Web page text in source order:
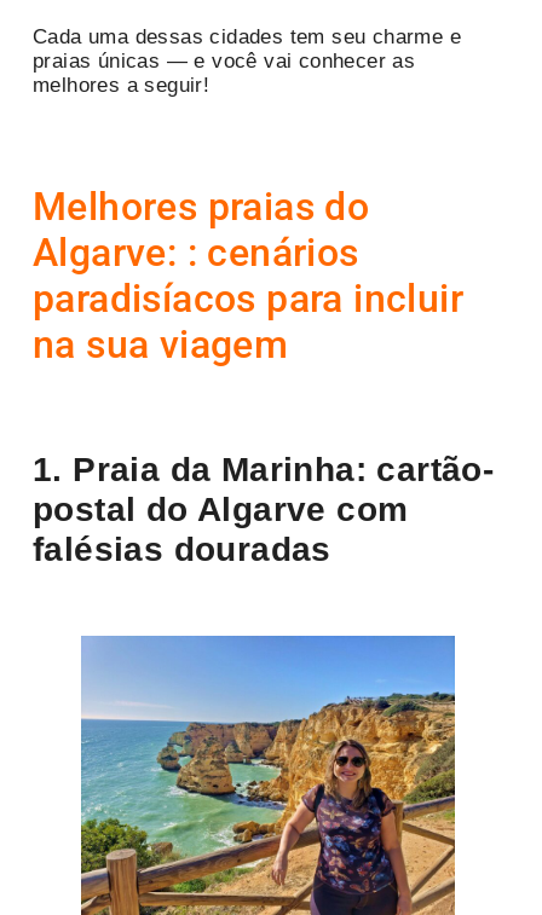
Cada uma dessas cidades tem seu charme e
praias únicas — e você vai conhecer as
melhores a seguir!
Melhores praias do
Algarve: : cenários
paradisíacos para incluir
na sua viagem
1. Praia da Marinha: cartão-
postal do Algarve com
falésias douradas